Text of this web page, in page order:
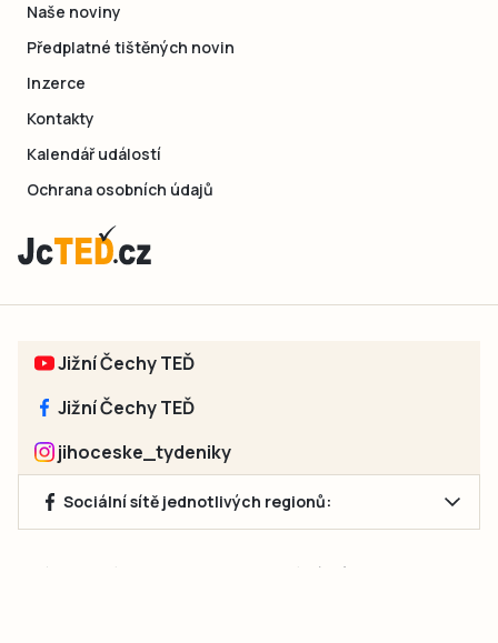
Naše noviny
Předplatné tištěných novin
Inzerce
Kontakty
Kalendář událostí
Ochrana osobních údajů
Jižní Čechy TEĎ
Jižní Čechy TEĎ
jihoceske_tydeniky
Sociální sítě jednotlivých regionů:
Jakékoliv užití obsahu, včetně převzetí článků, je bez souhlasu